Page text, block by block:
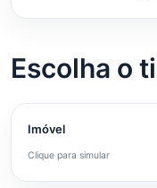
Escolha o
Imóvel
Clique para simular